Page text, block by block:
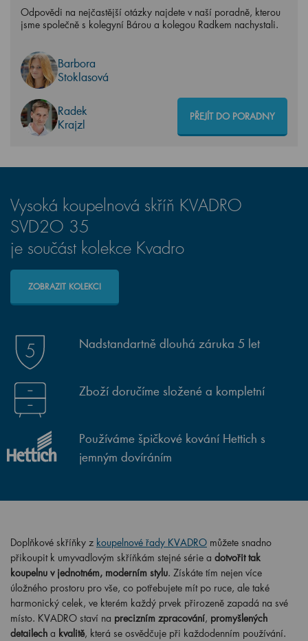
Odpovědi na nejčastější otázky najdete v naší poradně, kterou
jsme společně s kolegyní Bárou a kolegou Radkem nachystali.
Barbora
Stoklasová
Radek
Krajzl
PŘEJÍT DO PORADNY
Vysoká koupelnová skříň KVADRO
SVD2O 35
je součást kolekce Kvadro
ZOBRAZIT KOLEKCI
Nadstandartně dlouhá záruka 5 let
Zboží doručíme složené a kompletní
Používáme špičkové kování Hettich s
jemným dovíráním
Doplňkové skříňky z koupelnové řady KVADRO můžete snadno
přikoupit k umyvadlovým skříňkám stejné série a dotvořit tak
koupelnu v jednotném, moderním stylu. Získáte tím nejen více
úložného prostoru pro vše, co potřebujete mít po ruce, ale také
harmonický celek, ve kterém každý prvek přirozeně zapadá na své
místo. KVADRO staví na precizním zpracování, promyšlených
detailech a kvalitě, která se osvědčuje při každodenním používání.